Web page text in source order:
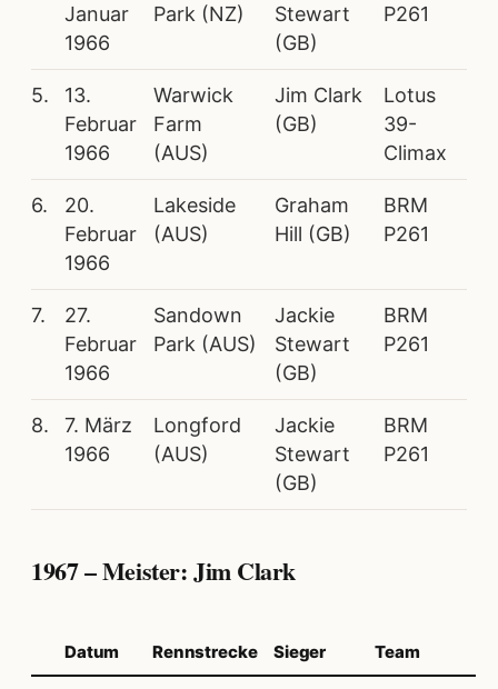
Januar
1966
Park (NZ)
Stewart
(GB)
P261
5.
13.
Februar
1966
Warwick
Farm
(AUS)
Jim Clark
(GB)
Lotus
39-
Climax
6.
20.
Februar
1966
Lakeside
(AUS)
Graham
Hill (GB)
BRM
P261
7.
27.
Februar
1966
Sandown
Park (AUS)
Jackie
Stewart
(GB)
BRM
P261
8.
7. März
1966
Longford
(AUS)
Jackie
Stewart
(GB)
BRM
P261
1967 – Meister: Jim Clark
Datum Rennstrecke Sieger Team